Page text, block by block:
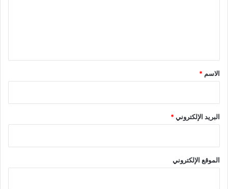
*
الاسم *
البريد الإلكتروني*
الموقع الإلكتروني